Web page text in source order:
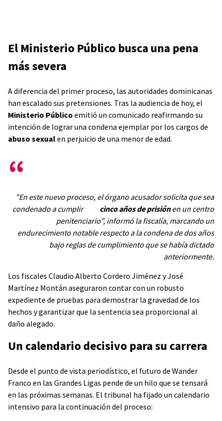
El Ministerio Público busca una pena
más severa
A diferencia del primer proceso, las autoridades dominicanas
han escalado sus pretensiones. Tras la audiencia de hoy, el
Ministerio Público emitió un comunicado reafirmando su
intención de lograr una condena ejemplar por los cargos de
abuso sexualen perjuicio de una menor de edad.
"En este nuevo proceso, el órgano acusador solicita que sea
condenado a cumplir
cinco años de prisiónen un centro
penitenciario", informó la fiscalía, marcando un
endurecimiento notable respecto a la condena de dos años
bajo reglas de cumplimiento que se había dictado
anteriormente.
Los fiscales Claudio Alberto Cordero Jiménez y José
Martínez Montán aseguraron contar con un robusto
expediente de pruebas para demostrar la gravedad de los
hechos y garantizar que la sentencia sea proporcional al
daño alegado.
Un calendario decisivo para su carrera
Desde el punto de vista periodístico, el futuro de Wander
Franco en las Grandes Ligas pende de un hilo que se tensará
en las próximas semanas. El tribunal ha fijado un calendario
intensivo para la continuación del proceso: